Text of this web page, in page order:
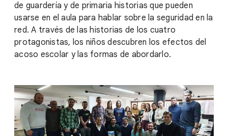
de guardería y de primaria historias que pueden
usarse en el aula para hablar sobre la seguridad en la
red. A través de las historias de los cuatro
protagonistas, los niños descubren los efectos del
acoso escolar y las formas de abordarlo.